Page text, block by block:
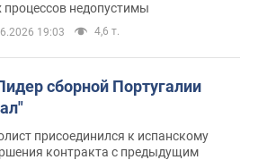
недопустимы
19:03 4,6 т.
сборной Португалии
присоединился к испанскому
контракта с предыдущим